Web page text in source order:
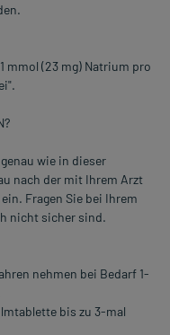
mmol (23 mg) Natrium pro
wie in dieser
nach der mit Ihrem Arzt
Fragen Sie bei Ihrem
nicht sicher sind.
nehmen bei Bedarf 1-
bis zu 3-mal